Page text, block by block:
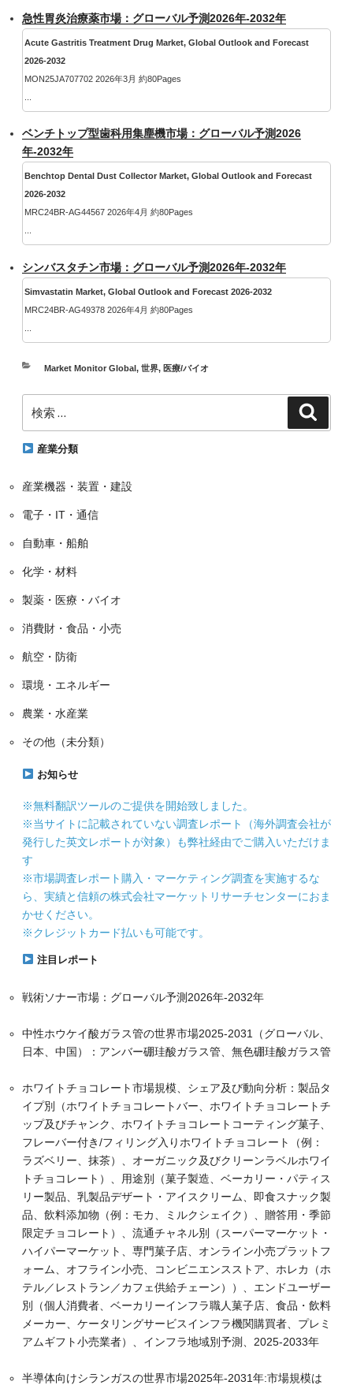
急性胃炎治療薬市場：グローバル予測2026年-2032年
Acute Gastritis Treatment Drug Market, Global Outlook and Forecast
2026-2032
MON25JA707702 2026年3月 約80Pages
ベンチトップ型歯科用集塵機市場：グローバル予測2026
年-2032年
Benchtop Dental Dust Collector Market, Global Outlook and Forecast
2026-2032
MRC24BR-AG44567 2026年4月 約80Pages
シンバスタチン市場：グローバル予測2026年-2032年
Simvastatin Market, Global Outlook and Forecast 2026-2032
MRC24BR-AG49378 2026年4月 約80Pages
カ
リ
Market Monitor Global, 世界, 医療/バイオ
索:
産業分類
産業機器・装置・建設
電子・IT・通信
自動車・船舶
化学・材料
製薬・医療・バイオ
消費財・食品・小売
航空・防衛
環境・エネルギー
農業・水産業
その他（未分類）
お知らせ
※無料翻訳ツールのご提供を開始致しました。
※当サイトに記載されていない調査レポート（海外調査会社が
発行した英文レポートが対象）も弊社経由でご購入いただけま
す
※市場調査レポート購入・マーケティング調査を実施するな
ら、実績と信頼の株式会社マーケットリサーチセンターにおま
かせください。
※クレジットカード払いも可能です。
注目レポート
戦術ソナー市場：グローバル予測2026年-2032年
中性ホウケイ酸ガラス管の世界市場2025-2031（グローバル、
日本、中国）：アンバー硼珪酸ガラス管、無色硼珪酸ガラス管
ホワイトチョコレート市場規模、シェア及び動向分析：製品タ
イプ別（ホワイトチョコレートバー、ホワイトチョコレートチ
ップ及びチャンク、ホワイトチョコレートコーティング菓子、
フレーバー付き/フィリング入りホワイトチョコレート（例：
ラズベリー、抹茶）、オーガニック及びクリーンラベルホワイ
トチョコレート）、用途別（菓子製造、ベーカリー・パティス
リー製品、乳製品デザート・アイスクリーム、即食スナック製
品、飲料添加物（例：モカ、ミルクシェイク）、贈答用・季節
限定チョコレート）、流通チャネル別（スーパーマーケット・
ハイパーマーケット、専門菓子店、オンライン小売プラットフ
ォーム、オフライン小売、コンビニエンスストア、ホレカ（ホ
テル／レストラン／カフェ供給チェーン））、エンドユーザー
別（個人消費者、ベーカリーインフラ職人菓子店、食品・飲料
メーカー、ケータリングサービスインフラ機関購買者、プレミ
アムギフト小売業者）、インフラ地域別予測、2025-2033年
半導体向けシランガスの世界市場2025年-2031年:市場規模は